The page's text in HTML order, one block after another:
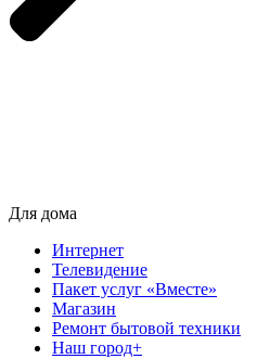
Для дома
Интернет
Телевидение
Пакет услуг «Вместе»
Магазин
Ремонт бытовой техники
Наш город+